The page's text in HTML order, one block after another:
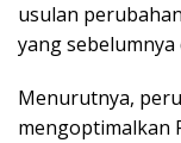
usulan
yang sebelumnya
Menurutnya,
mengoptimalkan